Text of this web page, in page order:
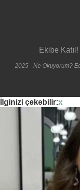
Ekibe Katıl!
2025 - Ne Okuyorum?
İlginizi çekebilir:x